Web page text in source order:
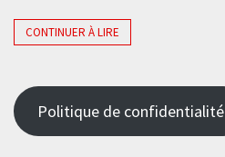
CONTINUER À LIRE
Politique de confidentialité